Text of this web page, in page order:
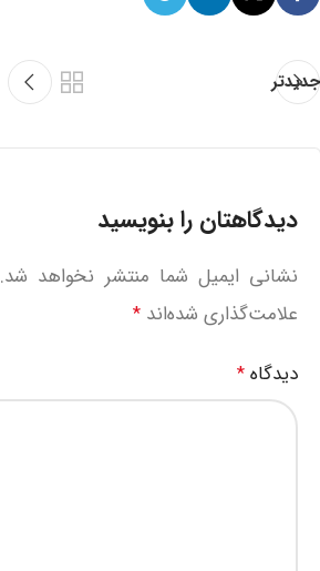
جدیدتر
دیدگاهتان را بنویسید
نشانی ایمیل شما منتشر نخواهد شد.
علامت‌گذاری شده‌اند *
دیدگاه *